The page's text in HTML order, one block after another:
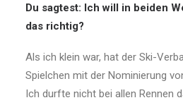
Du sagtest: Ich will in beiden
das richtig?
Als ich klein war, hat der Ski-
Spielchen mit der Nominierung
Ich durfte nicht bei allen Rennen